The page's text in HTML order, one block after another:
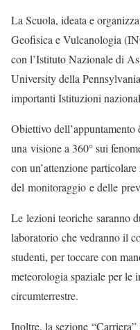
La Scuola, ideata e
Geofisica e Vulcanologia
con l’Istituto Nazionale di
University della
importanti Istituzioni
Obiettivo
una visione a 360° sui
con un’attenzione
del monitoraggio e delle
Le lezioni teoriche saranno
laboratorio che vedranno il
studenti, per toccare con
meteorologia spaziale per le
circumterrestre.
Inoltre, la sezione